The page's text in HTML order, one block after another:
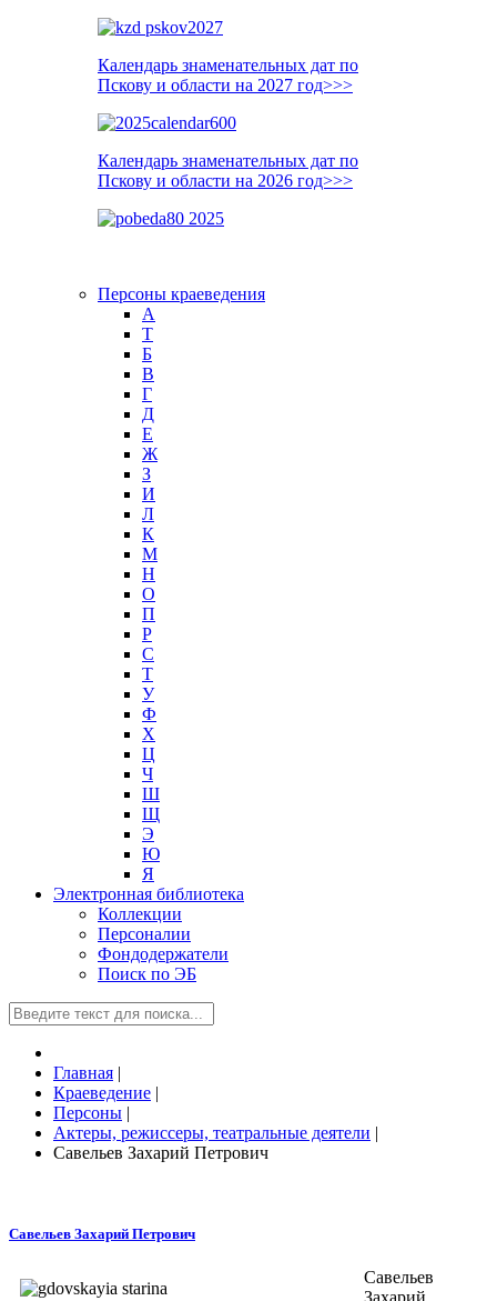
Календарь знаменательных дат по
Пскову и области на 2027 год>>>
Календарь знаменательных дат по
Пскову и области на 2026 год>>>
Персоны краеведения
А
T
Б
В
Г
Д
Е
Ж
З
И
Л
К
М
Н
О
П
Р
С
Т
У
Ф
Х
Ц
Ч
Ш
Щ
Э
Ю
Я
Электронная библиотека
Коллекции
Персоналии
Фондодержатели
Поиск по ЭБ
Главная |
Краеведение |
Персоны |
Актеры, режиссеры, театральные деятели |
Савельев Захарий Петрович
Савельев Захарий Петрович
Савельев